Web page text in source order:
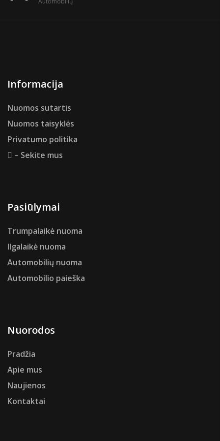
Informacija
Nuomos sutartis
Nuomos taisyklės
Privatumo politika
– Sekite mus
Pasiūlymai
Trumpalaikė nuoma
Ilgalaikė nuoma
Automobilių nuoma
Automobilio paieška
Nuorodos
Pradžia
Apie mus
Naujienos
Kontaktai